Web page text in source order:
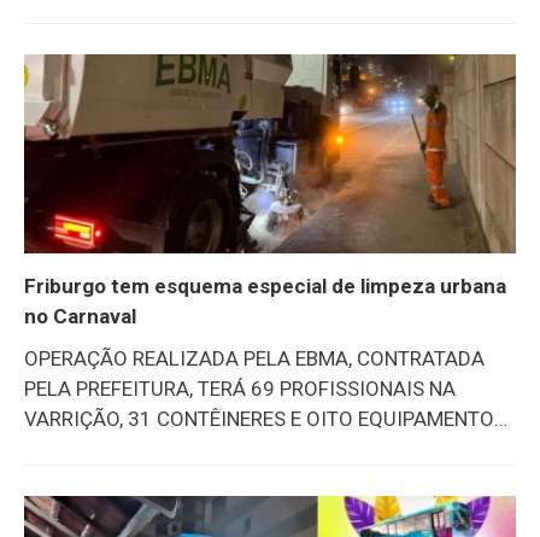
Braune (veja abaixo). Nos distritos de Lumiar, São
Pedro da Serra e Riograndina também acontecem
vários eventos (clique aqui). Segunda-feira (16)
Terça-feira (17)
Friburgo tem esquema especial de limpeza urbana
no Carnaval
OPERAÇÃO REALIZADA PELA EBMA, CONTRATADA
PELA PREFEITURA, TERÁ 69 PROFISSIONAIS NA
VARRIÇÃO, 31 CONTÊINERES E OITO EQUIPAMENTOS,
por meio da Secretaria de Governo, da Subsecretaria